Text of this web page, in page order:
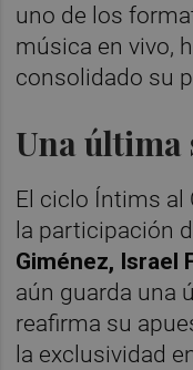
uno de los
música en vivo,
consolidado su
Una última
El ciclo Íntims al
la participación
Giménez, Israel
aún guarda una
reafirma su
la exclusividad